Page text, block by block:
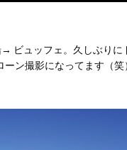
ビュッフェ。久しぶりに
ン撮影になってます（笑